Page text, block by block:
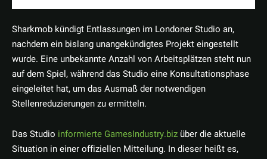
Sharkmob kündigt Entlassungen im Londoner Studio an,
nachdem ein bislang unangekündigtes Projekt eingestellt
wurde. Eine unbekannte Anzahl von Arbeitsplätzen steht nun
auf dem Spiel, während das Studio eine Konsultationsphase
eingeleitet hat, um das Ausmaß der notwendigen
Stellenreduzierungen zu ermitteln.
Das Studio informierte GamesIndustry.biz über die aktuelle
Situation in einer offiziellen Mitteilung. In dieser heißt es,